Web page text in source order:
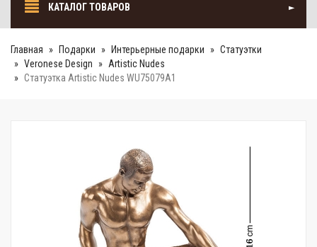
КАТАЛОГ ТОВАРОВ
Главная Подарки Интерьерные подарки
Cтатуэтки
Veronese Design
Artistic Nudes
Статуэтка Artistic Nudes WU75079A1